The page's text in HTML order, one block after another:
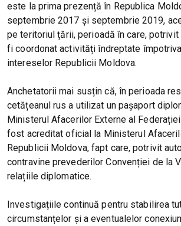
este la prima prezență în Republica
septembrie 2017 și septembrie 2019,
pe teritoriul țării, perioadă în care, potrivit
fi coordonat activități îndreptate
intereselor Republicii Moldova.
Anchetatorii mai susțin că, în perioada
cetățeanul rus a utilizat un pașaport
Ministerul Afacerilor Externe al
fost acreditat oficial la Ministerul
Republicii Moldova, fapt care, potrivit
contravine prevederilor Convenției de la
relațiile diplomatice.
Investigațiile continuă pentru stabilirea
circumstanțelor și a eventualelor